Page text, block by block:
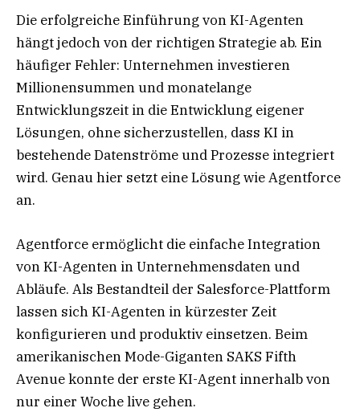
Die erfolgreiche Einführung von KI-Agenten
hängt jedoch von der richtigen Strategie ab. Ein
häufiger Fehler: Unternehmen investieren
Millionensummen und monatelange
Entwicklungszeit in die Entwicklung eigener
Lösungen, ohne sicherzustellen, dass KI in
bestehende Datenströme und Prozesse integriert
wird. Genau hier setzt eine Lösung wie Agentforce
an.
Agentforce ermöglicht die einfache Integration
von KI-Agenten in Unternehmensdaten und
Abläufe. Als Bestandteil der Salesforce-Plattform
lassen sich KI-Agenten in kürzester Zeit
konfigurieren und produktiv einsetzen. Beim
amerikanischen Mode-Giganten SAKS Fifth
Avenue konnte der erste KI-Agent innerhalb von
nur einer Woche live gehen.